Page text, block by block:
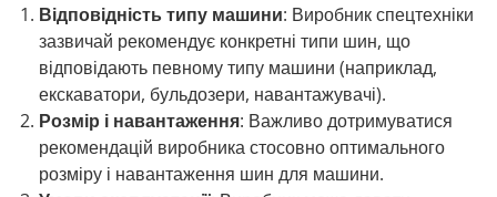
Відповідність типу машини: Виробник спецтехніки
зазвичай рекомендує конкретні типи шин, що
відповідають певному типу машини (наприклад,
екскаватори, бульдозери, навантажувачі).
Розмір і навантаження: Важливо дотримуватися
рекомендацій виробника стосовно оптимального
розміру і навантаження шин для машини.